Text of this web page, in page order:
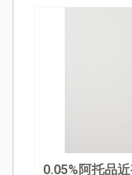
0.05%阿托品